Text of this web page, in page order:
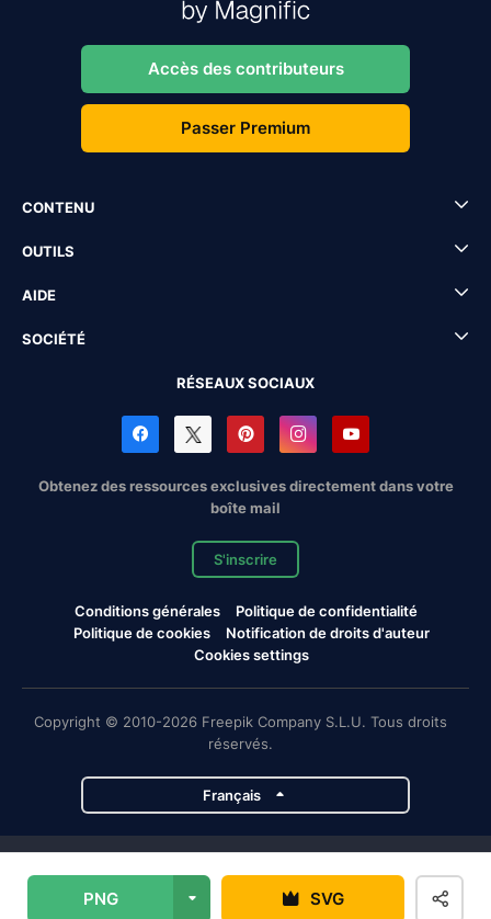
PNG SVG
Accès des contributeurs
Passer Premium
CONTENU
OUTILS
AIDE
SOCIÉTÉ
RÉSEAUX SOCIAUX
Obtenez des ressources exclusives directement dans votre
boîte mail
S'inscrire
Conditions générales
Politique de confidentialité
Politique de cookies
Notification de droits d'auteur
Cookies settings
Copyright © 2010-2026 Freepik Company S.L.U. Tous droits
réservés.
Français